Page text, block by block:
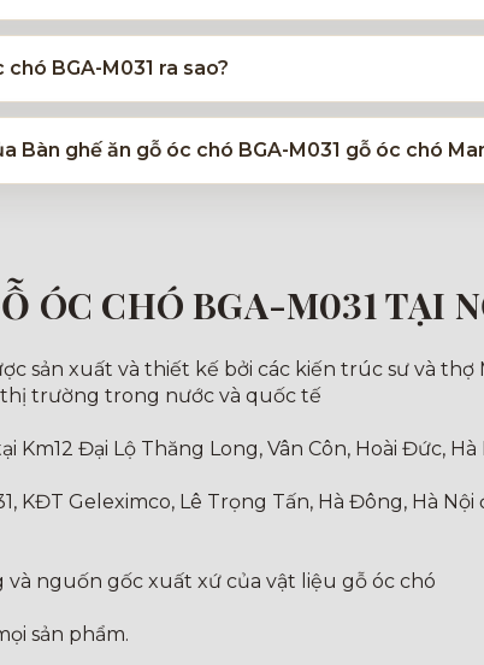
BGA-M031 ra sao?
Bàn ghế ăn gỗ óc chó BGA-M031 gỗ óc chó
ÓC CHÓ BGA-M031 TẠI
sản xuất và thiết kế bởi các kiến trúc sư và
trường trong nước và quốc tế
Đại Lộ Thăng Long, Vân Côn, Hoài Đức, Hà
KĐT Geleximco, Lê Trọng Tấn, Hà Đông, Hà
nguốn gốc xuất xứ của vật liệu gỗ óc chó
sản phẩm.